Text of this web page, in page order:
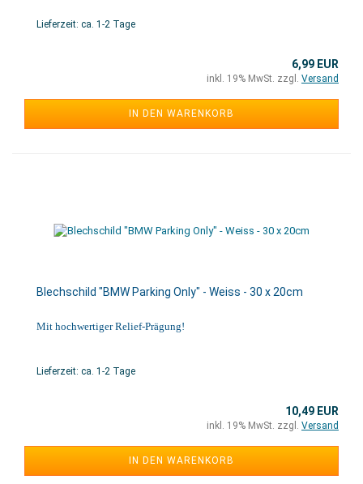
Lieferzeit: ca. 1-2 Tage
6,99 EUR
inkl. 19% MwSt. zzgl. Versand
IN DEN WARENKORB
Blechschild "BMW Parking Only" - Weiss - 30 x 20cm
Mit hochwertiger Relief-Prägung!
Lieferzeit: ca. 1-2 Tage
10,49 EUR
inkl. 19% MwSt. zzgl. Versand
IN DEN WARENKORB